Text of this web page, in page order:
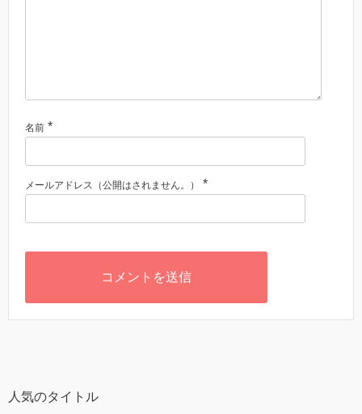
名前 *
メールアドレス（公開はされません。） *
人気のタイトル